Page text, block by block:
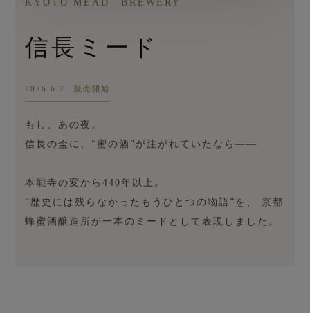
KYOTO MEAD BREWERY
信長ミード
2026.6.2 販売開始
もし、あの夜。
信長の盃に、“蜜の酒”が注がれていたなら――
本能寺の変から440年以上。
“歴史には残らなかったもうひとつの物語”を、 京都
蜂蜜酒醸造所が一本のミードとして表現しました。